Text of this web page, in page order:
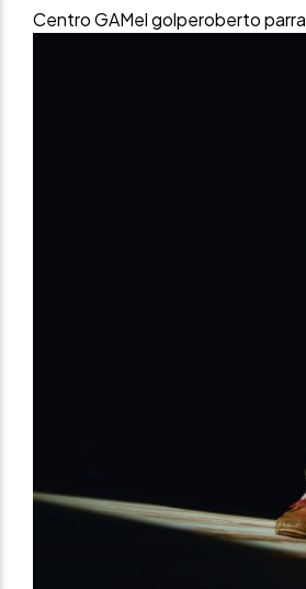
Centro GAMel golperoberto parra